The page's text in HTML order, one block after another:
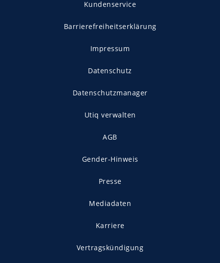
Kundenservice
Barrierefreiheitserklärung
Impressum
Datenschutz
Datenschutzmanager
Utiq verwalten
AGB
Gender-Hinweis
Presse
Mediadaten
Karriere
Vertragskündigung